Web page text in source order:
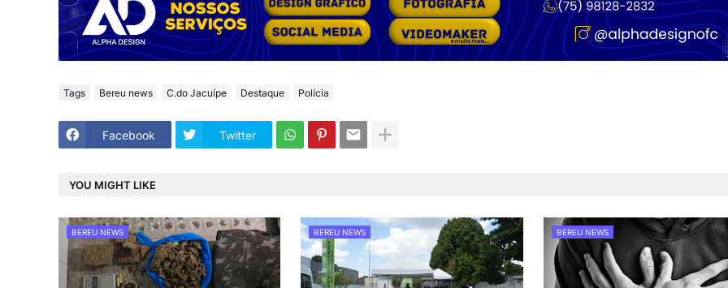
Tags Bereu news C.do Jacuípe Destaque Polícia
Facebook Twitter
YOU MIGHT LIKE
BEREU NEWS BEREU NEWS BEREU NEWS